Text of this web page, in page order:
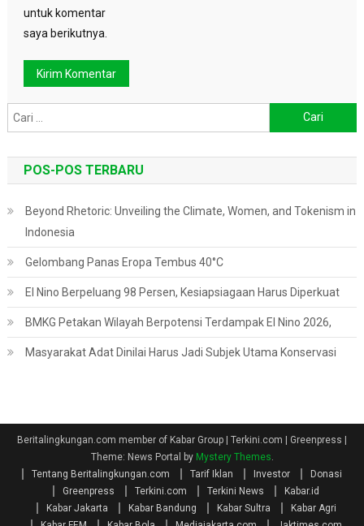
untuk komentar
saya berikutnya.
untuk:
POS-POS TERBARU
Beyond Rhetoric: Unveiling the Climate, Women, and Tokenism in
Indonesia
Gelombang Panas Eropa Tembus 40°C
El Nino Berpeluang 98 Persen, Kesiapsiagaan Harus Diperkuat
BMKG Petakan Wilayah Berpotensi Terdampak El Nino 2026,
Masyarakat Adat Dinilai Harus Jadi Subjek Utama Konservasi
Beritalingkungan.com member of Kabar Group | Terkini.com | Greenpress |
Theme: News Portal by Mystery Themes
Tentang Beritalingkungan.com
Tarif Iklan Investor
Donasi
Greenpress
Terkini.com Terkini News
Kabar.id
Kabar Jakarta
Kabar Bandung Kabar Sultra
Kabar Agri